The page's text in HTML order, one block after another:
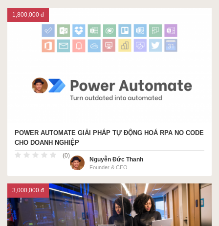
POWER AUTOMATE GIẢI PHÁP TỰ ĐỘNG HOÁ RPA NO CODE
CHO DOANH NGHIỆP
(0)
Nguyễn Đức Thanh
Founder & CEO
1,800,000 đ
3,000,000 đ